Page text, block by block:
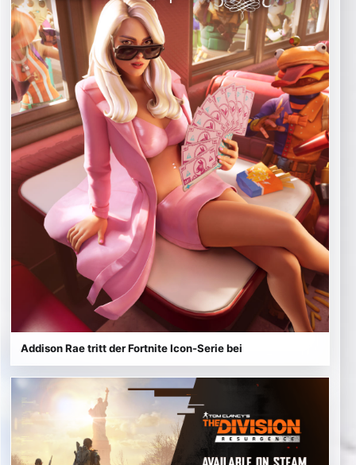
Addison Rae tritt der Fortnite Icon-Serie bei